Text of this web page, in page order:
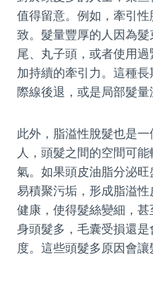
值得留意。例如，牽引
致。髮量豐厚的人因為
尾、丸子頭，或者使用
加持續的牽引力。這種
際線後退，或是局部髮量
此外，脂溢性脫髮也是
人，頭髮之間的空間可
氣。如果頭皮油脂分泌
易積聚污垢，形成脂溢
健康，使得髮絲變細，
身頭髮多，毛囊受損還
度。這些頭髮多原因會讓